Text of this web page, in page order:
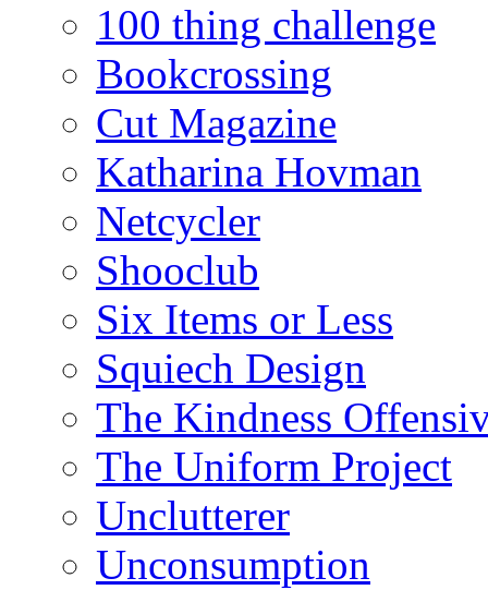
100 thing challenge
Bookcrossing
Cut Magazine
Katharina Hovman
Netcycler
Shooclub
Six Items or Less
Squiech Design
The Kindness
The Uniform Project
Unclutterer
Unconsumption